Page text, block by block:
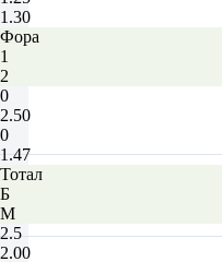
1.30
Фора
1
2
0
2.50
0
1.47
Тотал
Б
М
2.5
2.00